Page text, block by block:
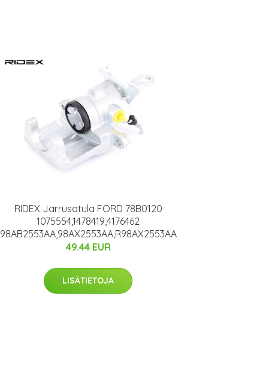
RIDEX Jarrusatula FORD 78B0120
1075554,1478419,4176462
98AB2553AA,98AX2553AA,R98AX2553AA
49.44 EUR
LISÄTIETOJA